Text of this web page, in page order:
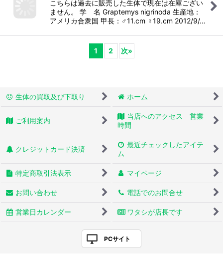
こちらは過去に販売した生体で現在は在庫ござい
ません。 学 名 Graptemys nigrinoda 生産地：
アメリカ合衆国 甲長：♂11.cm ♀19.cm 2012/9/…
1 2 次»
生体の買取及び下取り ホーム
ご利用案内
当店へのアクセス 営業
時間
クレジットカード決済
最近チェックしたアイテ
ム
特定商取引法表示 マイページ
お問い合わせ 電話でのお問合せ
営業日カレンダー ワタシが店長です
PCサイト